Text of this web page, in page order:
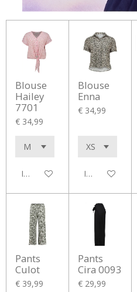
Blouse
Hailey
7701
€ 34,99
In winkelwagen
Blouse
Enna
€ 34,99
In winkelwagen
Pants
Culot
€ 39,99
Pants
Cira 0093
€ 29,99